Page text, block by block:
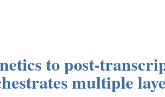
to post-
multiple